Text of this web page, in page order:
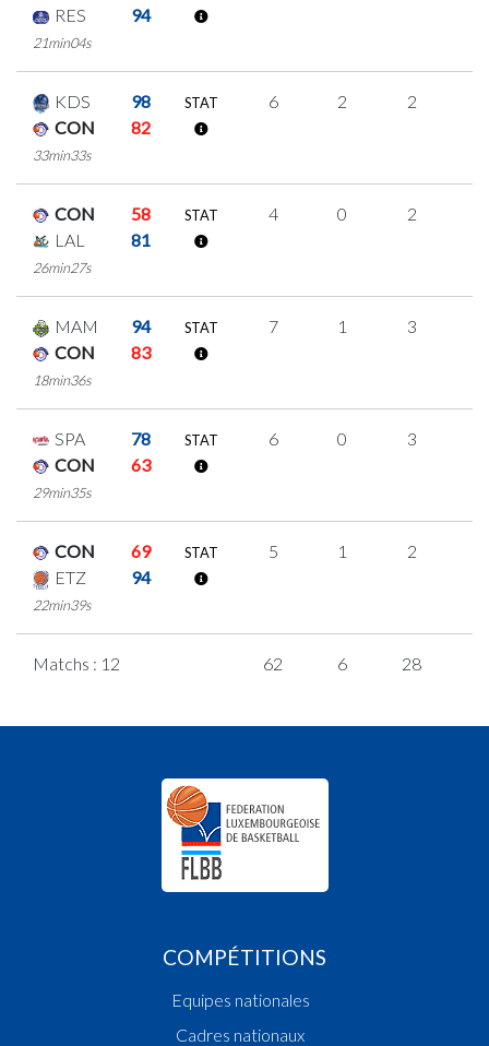
RES
94
21min04s
KDS
98
CON
82
33min33s
STAT 6 2 2
CON
58
LAL
81
26min27s
STAT 4 0 2
MAM
94
CON
83
18min36s
STAT 7 1 3
SPA
78
CON
63
29min35s
STAT 6 0 3
CON
69
ETZ
94
22min39s
STAT 5 1 2
Matchs : 12 62 6 28
COMPÉTITIONS
Equipes nationales
Cadres nationaux